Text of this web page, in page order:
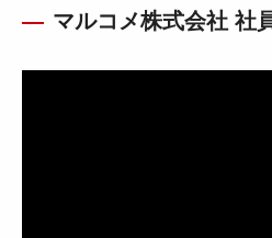
マルコメ株式会社 社